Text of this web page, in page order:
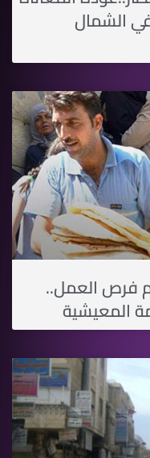
الشمال
فرص العمل..
المعيشية